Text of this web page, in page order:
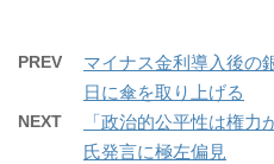
PREV
マイナス金利導入後
日に傘を取り上げる
NEXT
「政治的公平性は権
氏発言に極左偏見